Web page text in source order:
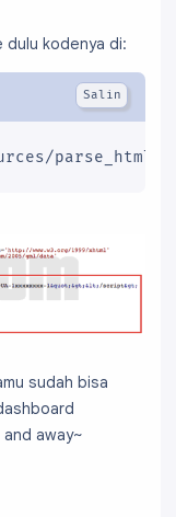
kodenya di:
sudah bisa
away~